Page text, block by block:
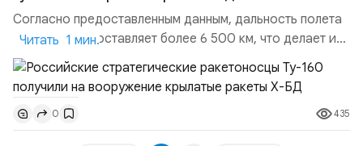
Согласно предоставленным данным, дальность полета
новых ракет составляет более 6 500 км, что делает их
одними из самых дальнобойных в своем классе. Это
обновление вооружения бомбардировщиков
значительно усиливает потенциал российской
авиационной стратегической компоненты, позволяя ей
эффективно реагировать на различные военные угрозы,
Читать 1 мин.
0 435